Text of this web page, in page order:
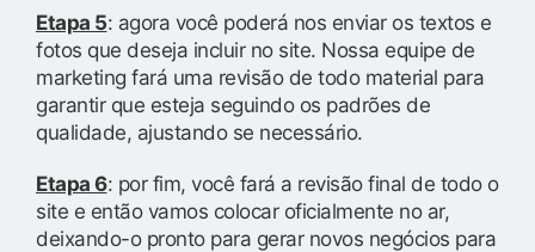
Etapa 5: agora você poderá nos enviar os textos e
fotos que deseja incluir no site. Nossa equipe de
marketing fará uma revisão de todo material para
garantir que esteja seguindo os padrões de
qualidade, ajustando se necessário.
Etapa 6: por fim, você fará a revisão final de todo o
site e então vamos colocar oficialmente no ar,
deixando-o pronto para gerar novos negócios para